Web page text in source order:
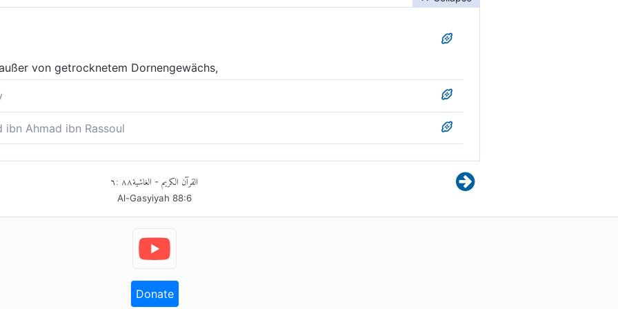
von getrocknetem Dornengewächs,
Dornen,
Ahmad ibn Rassoul
القرآن الكريم - الغاشية٨٨:٦
Al-Gasyiyah 88:6
Donate